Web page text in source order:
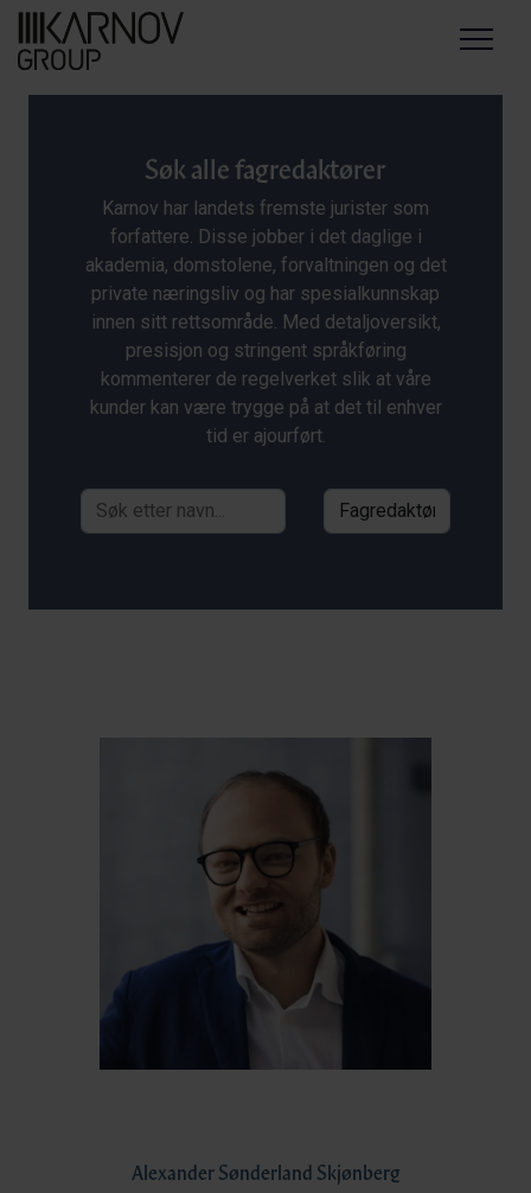
Menu
Søk alle fagredaktører
Karnov har landets fremste jurister som
forfattere. Disse jobber i det daglige i
akademia, domstolene, forvaltningen og det
private næringsliv og har spesialkunnskap
innen sitt rettsområde. Med detaljoversikt,
presisjon og stringent språkføring
kommenterer de regelverket slik at våre
kunder kan være trygge på at det til enhver
tid er ajourført.
Alexander Sønderland Skjønberg